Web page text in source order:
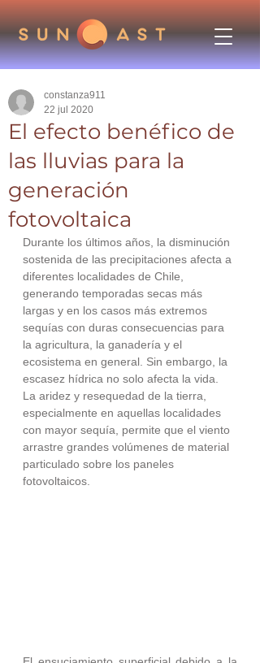
El efecto benéfico de
las lluvias para la
generación
fotovoltaica
constanza911
22 jul 2020
Durante los últimos años, la disminución
sostenida de las precipitaciones afecta a
diferentes localidades de Chile,
generando temporadas secas más
largas y en los casos más extremos
sequías con duras consecuencias para
la agricultura, la ganadería y el
ecosistema en general. Sin embargo, la
escasez hídrica no solo afecta la vida.
La aridez y resequedad de la tierra,
especialmente en aquellas localidades
con mayor sequía, permite que el viento
arrastre grandes volúmenes de material
particulado sobre los paneles
fotovoltaicos.